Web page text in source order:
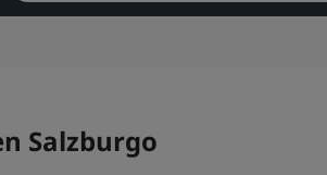
Salzburgo